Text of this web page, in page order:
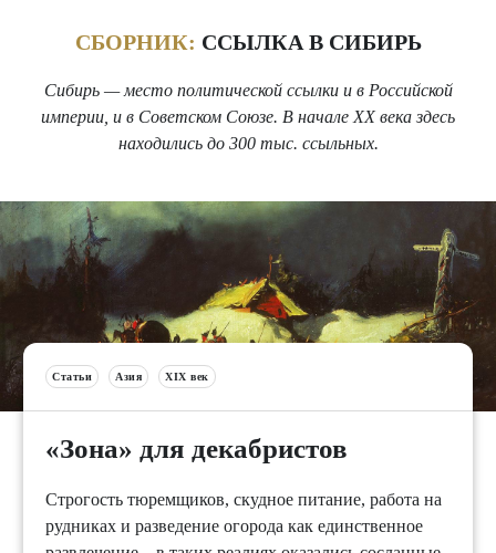
СБОРНИК: ССЫЛКА В СИБИРЬ
Сибирь — место политической ссылки и в Российской
империи, и в Советском Союзе. В начале XX века здесь
находились до 300 тыс. ссыльных.
Статьи Азия XIX век
«Зона» для декабристов
Строгость тюремщиков, скудное питание, работа на
рудниках и разведение огорода как единственное